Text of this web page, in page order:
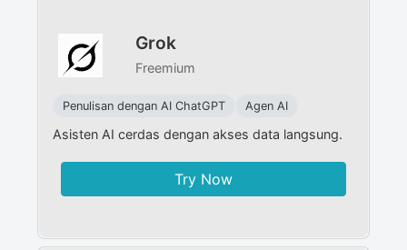
Grok
Freemium
Penulisan dengan AI ChatGPT Agen AI
Asisten AI cerdas dengan akses data langsung.
Try Now